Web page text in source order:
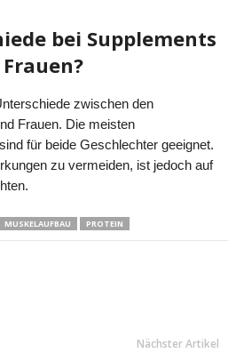
bei Supplements
zwischen den
Frauen. Die meisten
für beide Geschlechter geeignet.
zu vermeiden, ist jedoch auf
MUSKELAUFBAU PROTEIN
Nächster Artikel